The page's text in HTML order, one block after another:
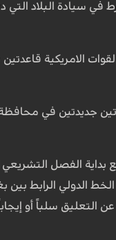
في سيادة البلاد
الامريكية
جديدتين في محافظة
بداية الفصل التشريعي
الدولي الرابط بين
عن التعليق سلباً أو